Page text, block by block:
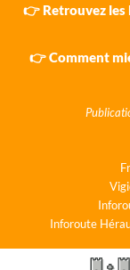
👉 Retrouvez les
👉 Comment
Inforoute